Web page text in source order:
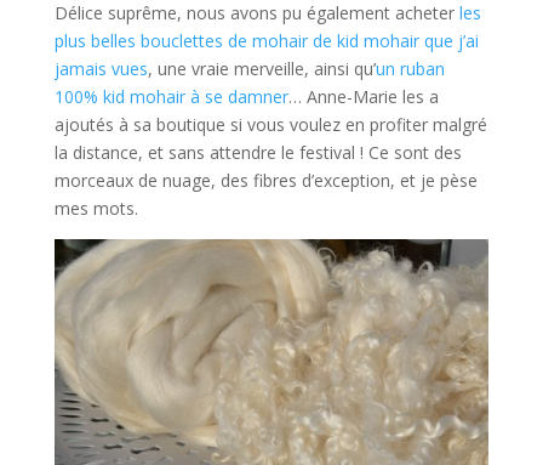
Délice suprême, nous avons pu également acheter les
plus belles bouclettes de mohair de kid mohair que j’ai
jamais vues, une vraie merveille, ainsi qu’un ruban
100% kid mohair à se damner… Anne-Marie les a
ajoutés à sa boutique si vous voulez en profiter malgré
la distance, et sans attendre le festival ! Ce sont des
morceaux de nuage, des fibres d’exception, et je pèse
mes mots.